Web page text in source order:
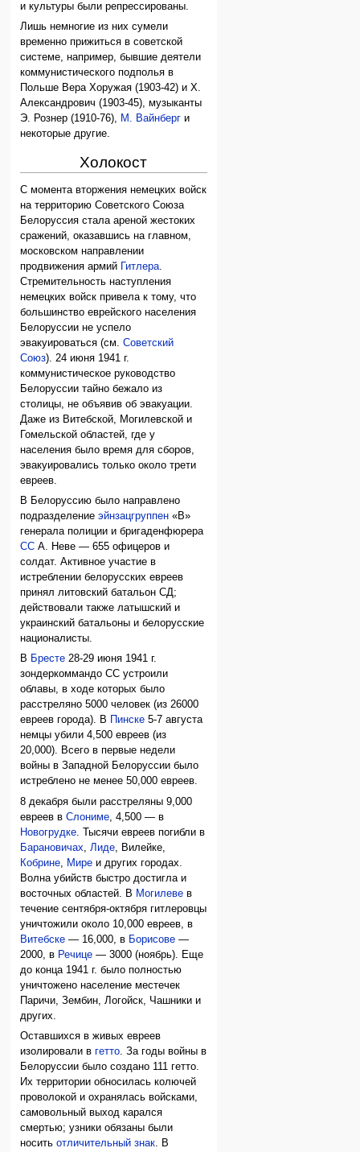
и культуры были репрессированы.
Лишь немногие из них сумели
временно прижиться в советской
системе, например, бывшие деятели
коммунистического подполья в
Польше Вера Хоружая (1903-42) и Х.
Александрович (1903-45), музыканты
Э. Рознер (1910-76), М. Вайнберг и
некоторые другие.
Холокост
С момента вторжения немецких войск
на территорию Советского Союза
Белоруссия стала ареной жестоких
сражений, оказавшись на главном,
московском направлении
продвижения армий Гитлера
Стремительность наступления
немецких войск привела к тому, что
большинство еврейского населения
Белоруссии не успело
эвакуироваться (см.Советский
Союз). 24 июня 1941 г.
коммунистическое руководство
Белоруссии тайно бежало из
столицы, не объявив об эвакуации.
Даже из Витебской, Могилевской и
Гомельской областей, где у
населения было время для сборов,
эвакуировались только около трети
евреев.
В Белоруссию было направлено
подразделениеэйнзацгруппен «B»
генерала полиции и бригаденфюрера
СС А. Неве — 655 офицеров и
солдат. Активное участие в
истреблении белорусских евреев
принял литовский батальон СД;
действовали также латышский и
украинский батальоны и белорусские
националисты.
В Бресте 28-29 июня 1941 г.
зондеркоммандо СС устроили
облавы, в ходе которых было
расстреляно 5000 человек (из 26000
евреев города). В
Пинске 5-7 августа
немцы убили 4,500 евреев (из
20,000). Всего в первые недели
войны в Западной Белоруссии было
истреблено не менее 50,000 евреев.
8 декабря были расстреляны 9,000
евреев вСлониме , 4,500 — в
Новогрудке . Тысячи евреев погибли в
Барановичах
Лиде , Вилейке,
Кобрине
Мире и других городах.
Волна убийств быстро достигла и
восточных областей. В Могилеве в
течение сентября-октября гитлеровцы
уничтожили около 10,000 евреев, в
Витебске — 16,000, в Борисове —
2000, в Речице — 3000 (ноябрь). Еще
до конца 1941 г. было полностью
уничтожено население местечек
Паричи, Зембин, Логойск, Чашники и
других.
Оставшихся в живых евреев
изолировали вгетто. За годы войны в
Белоруссии было создано 111 гетто.
Их территории обносилась колючей
проволокой и охранялась войсками,
самовольный выход карался
смертью; узники обязаны были
носитьотличительный знак. В